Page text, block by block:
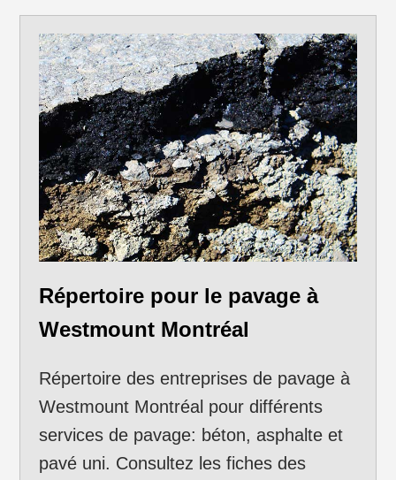
Répertoire pour le pavage à
Westmount Montréal
Répertoire des entreprises de pavage à
Westmount Montréal pour différents
services de pavage: béton, asphalte et
pavé uni. Consultez les fiches des